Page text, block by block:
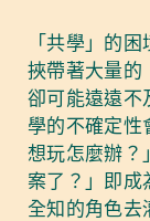
「共學」的
挾帶著大量的
卻可能遠遠不
學的不確定性
想玩怎麼辦？
案了？」即成
全知的角色去